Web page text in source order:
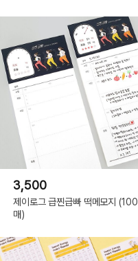
3,500
제이로그 급찐급빠 떡메모지 (100
매)